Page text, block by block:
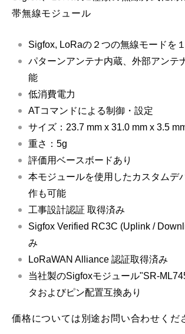
帯無線モジュール
Sigfox, LoRaの２つの無線モードを
パターンアンテナ内蔵、外部アンテ
能
低消費電力
ATコマンドによる制御・設定
サイズ：23.7 mm x 31.0 mm x 3.5
重さ：5g
評価用ベースボードあり
本モジュールを使用したカスタムデ
作も可能
工事設計認証 取得済み
Sigfox Verified RC3C (Uplink /
み
LoRaWAN Alliance 認証取得済み
当社製のSigfoxモジュール"SR-
タおよびピン配置互換あり
価格については別途お問い合わせくだ